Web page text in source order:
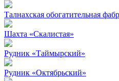
Талнахская обогатительная
Шахта «Скалистая»
Рудник «Таймырский»
Рудник «Октябрьский»